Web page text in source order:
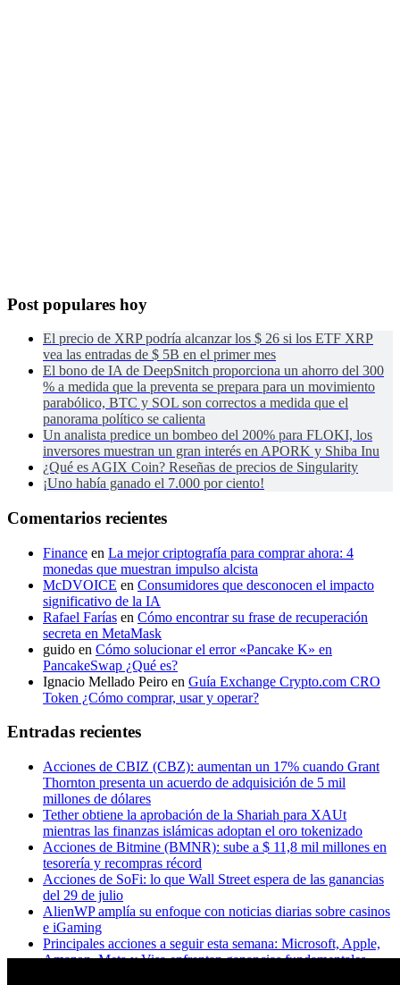
Post populares hoy
El precio de XRP podría alcanzar los $ 26 si los ETF XRP
vea las entradas de $ 5B en el primer mes
El bono de IA de DeepSnitch proporciona un ahorro del 300
% a medida que la preventa se prepara para un movimiento
parabólico, BTC y SOL son correctos a medida que el
panorama político se calienta
Un analista predice un bombeo del 200% para FLOKI, los
inversores muestran un gran interés en APORK y Shiba Inu
¿Qué es AGIX Coin? Reseñas de precios de Singularity
¡Uno había ganado el 7.000 por ciento!
Comentarios recientes
Finance en La mejor criptografía para comprar ahora: 4
monedas que muestran impulso alcista
McDVOICE en Consumidores que desconocen el impacto
significativo de la IA
Rafael Farías en Cómo encontrar su frase de recuperación
secreta en MetaMask
guido en Cómo solucionar el error «Pancake K» en
PancakeSwap ¿Qué es?
Ignacio Mellado Peiro en Guía Exchange Crypto.com CRO
Token ¿Cómo comprar, usar y operar?
Entradas recientes
Acciones de CBIZ (CBZ): aumentan un 17% cuando Grant
Thornton presenta un acuerdo de adquisición de 5 mil
millones de dólares
Tether obtiene la aprobación de la Shariah para XAUt
mientras las finanzas islámicas adoptan el oro tokenizado
Acciones de Bitmine (BMNR): sube a $ 11,8 mil millones en
tesorería y recompras récord
Acciones de SoFi: lo que Wall Street espera de las ganancias
del 29 de julio
AlienWP amplía su enfoque con noticias diarias sobre casinos
e iGaming
Principales acciones a seguir esta semana: Microsoft, Apple,
Amazon, Meta y Visa enfrentan ganancias fundamentales